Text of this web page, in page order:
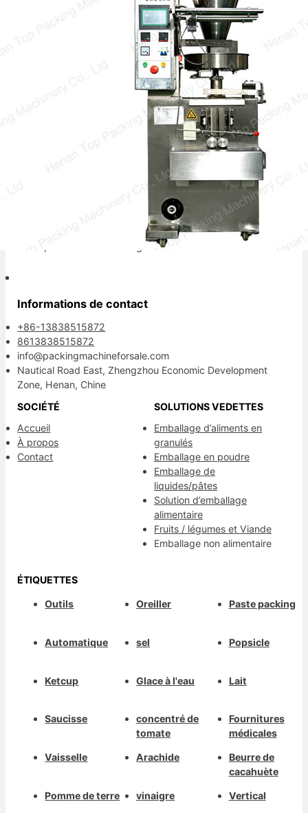
vertical (VFFS) ?
Une machine à emballage par remplissage et
formage vertical est fréquemment utilisée pour
emballer divers produits dans des sachets,…
Votre partenaire d'emballage fiable.
Informations de contact
+86-13838515872
8613838515872
info@packingmachineforsale.com
Nautical Road East, Zhengzhou Economic Development
Zone, Henan, Chine
SOCIÉTÉ
Accueil
À propos
Contact
SOLUTIONS VEDETTES
Emballage d’aliments en
granulés
Emballage en poudre
Emballage de
liquides/pâtes
Solution d’emballage
alimentaire
Fruits / légumes et Viande
Emballage non alimentaire
ÉTIQUETTES
Outils
Automatique
Ketcup
Saucisse
Vaisselle
Pomme de terre
Oreiller
sel
Glace à l'eau
concentré de
tomate
Arachide
vinaigre
Paste packing
Popsicle
Lait
Fournitures
médicales
Beurre de
cacahuète
Vertical